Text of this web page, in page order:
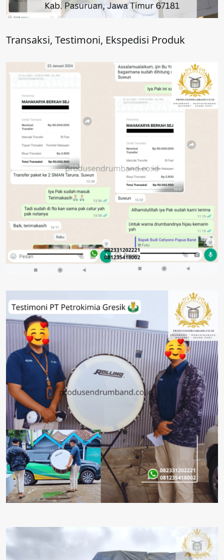
Transaksi, Testimoni, Ekspedisi Produk